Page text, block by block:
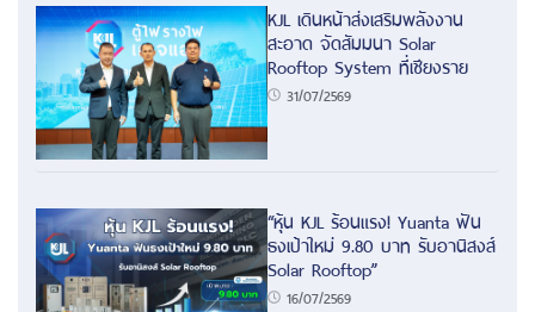
KJL เดินหน้าส่งเสริมพลังงาน
สะอาด จัดสัมมนา Solar
Rooftop System ที่เชียงราย
31/07/2569
“หุ้น KJL ร้อนแรง! Yuanta ฟัน
ธงเป้าใหม่ 9.80 บาท รับอานิสงส์
Solar Rooftop”
16/07/2569